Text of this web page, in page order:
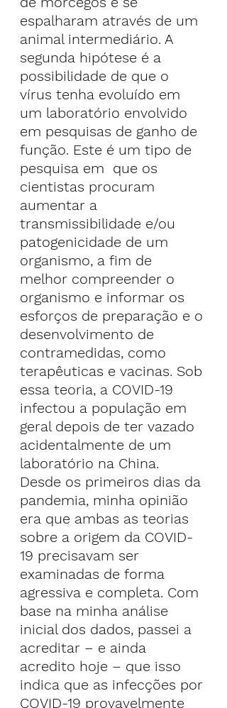
espalharam através de um
animal intermediário. A
segunda hipótese é a
possibilidade de que o
vírus tenha evoluído em
um laboratório envolvido
em pesquisas de ganho de
função. Este é um tipo de
pesquisa em  que os
cientistas procuram
aumentar a
transmissibilidade e/ou
patogenicidade de um
organismo, a fim de
melhor compreender o
organismo e informar os
esforços de preparação e o
desenvolvimento de
contramedidas, como
terapêuticas e vacinas. Sob
essa teoria, a COVID-19
infectou a população em
geral depois de ter vazado
acidentalmente de um
laboratório na China.
Desde os primeiros dias da
pandemia, minha opinião
era que ambas as teorias
sobre a origem da COVID-
19 precisavam ser
examinadas de forma
agressiva e completa. Com
base na minha análise
inicial dos dados, passei a
acreditar – e ainda
acredito hoje – que isso
indica que as infecções por
COVID-19 provavelmente